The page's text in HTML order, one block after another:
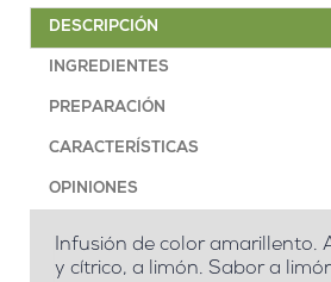
DESCRIPCIÓN
INGREDIENTES
PREPARACIÓN
CARACTERÍSTICAS
OPINIONES
Infusión de color amarillento.
y cítrico, a limón. Sabor a